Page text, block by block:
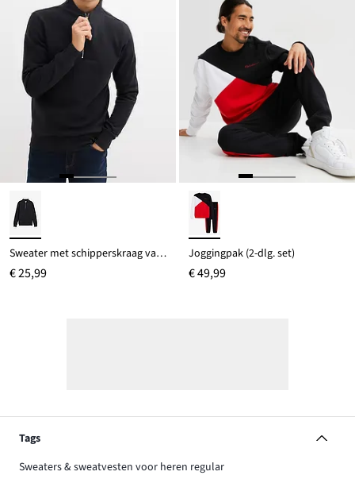
Sweater met schipperskraag van puur biologisch katoen
€ 25,99
Joggingpak (2-dlg. set)
€ 49,99
Tags
Sweaters & sweatvesten voor heren regular